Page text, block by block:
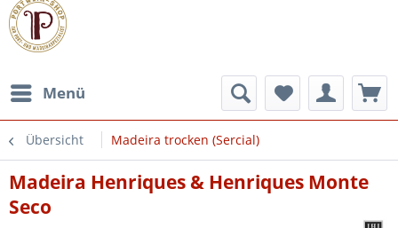
Menü
Übersicht Madeira trocken (Sercial)
Madeira Henriques & Henriques Monte
Seco